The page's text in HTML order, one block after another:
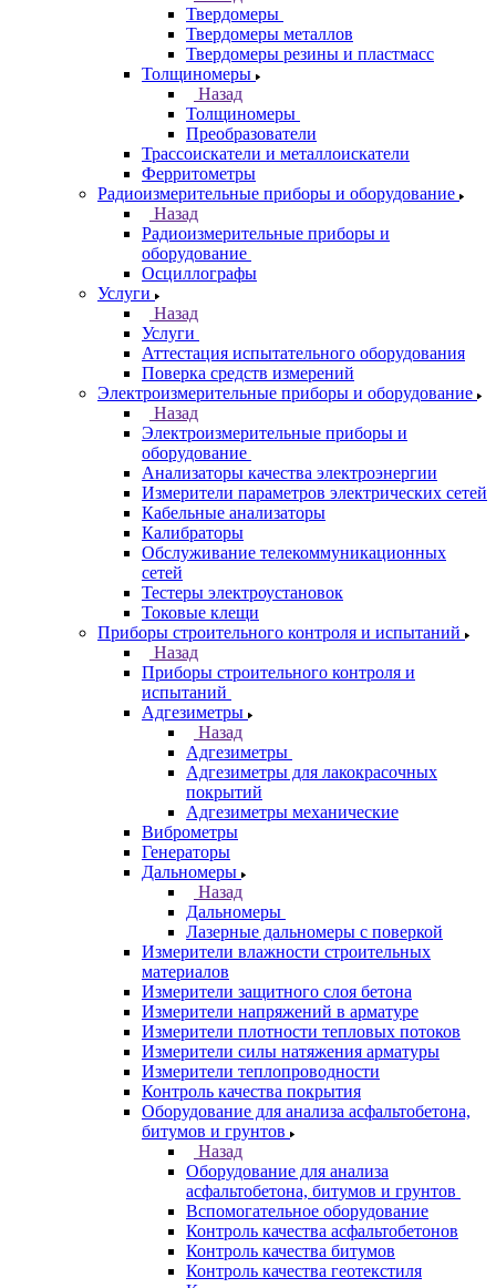
Твердомеры
Твердомеры металлов
Твердомеры резины и пластмасс
Толщиномеры
Назад
Толщиномеры
Преобразователи
Трассоискатели и металлоискатели
Ферритометры
Радиоизмерительные приборы и оборудование
Назад
Радиоизмерительные приборы и
оборудование
Осциллографы
Услуги
Назад
Услуги
Аттестация испытательного оборудования
Поверка средств измерений
Электроизмерительные приборы и оборудование
Назад
Электроизмерительные приборы и
оборудование
Анализаторы качества электроэнергии
Измерители параметров электрических сетей
Кабельные анализаторы
Калибраторы
Обслуживание телекоммуникационных
сетей
Тестеры электроустановок
Токовые клещи
Приборы строительного контроля и испытаний
Назад
Приборы строительного контроля и
испытаний
Адгезиметры
Назад
Адгезиметры
Адгезиметры для лакокрасочных
покрытий
Адгезиметры механические
Виброметры
Генераторы
Дальномеры
Назад
Дальномеры
Лазерные дальномеры с поверкой
Измерители влажности строительных
материалов
Измерители защитного слоя бетона
Измерители напряжений в арматуре
Измерители плотности тепловых потоков
Измерители силы натяжения арматуры
Измерители теплопроводности
Контроль качества покрытия
Оборудование для анализа асфальтобетона,
битумов и грунтов
Назад
Оборудование для анализа
асфальтобетона, битумов и грунтов
Вспомогательное оборудование
Контроль качества асфальтобетонов
Контроль качества битумов
Контроль качества геотекстиля